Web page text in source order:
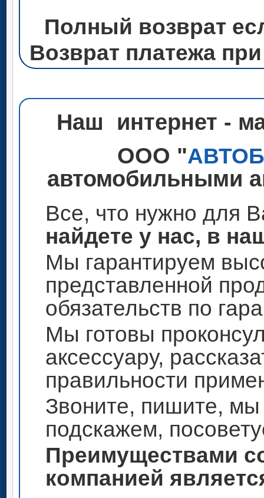
Полный возврат
Возврат платежа
Наш интернет -
ООО "
автомобильными
Все, что нужно для
найдете у нас, в
Мы гарантируем
представленной
обязательств по
Мы готовы
аксессуару,
правильности
Звоните, пишите, мы
подскажем,
Преимуществами
компанией